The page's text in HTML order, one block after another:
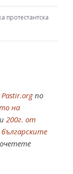
протестантска
Pastir.orgпо
на
и 200г. от